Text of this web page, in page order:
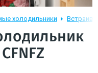
холодильники